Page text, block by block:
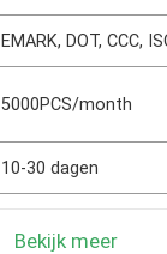
EMARK, DOT, CCC,
5000PCS/month
10-30 dagen
Bekijk meer